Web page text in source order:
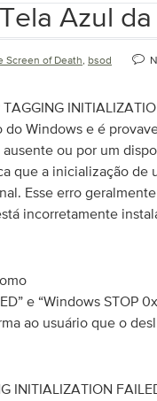
Azul
Screen of Death, bsod
Windows e é
ou por um
que a inicialização de
Esse erro
incorretamente
e “Windows STOP
ao usuário que o
INITIALIZATION